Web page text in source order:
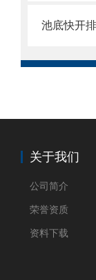
关于我们
公司简介
荣誉资质
资料下载